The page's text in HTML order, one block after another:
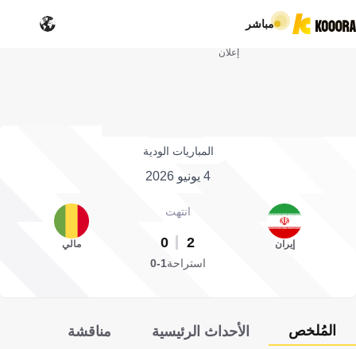
مباشر
إعلان
المباريات الودية
4 يونيو 2026
إيران
انتهت
2
0 مالي
استراحة1-0
المُلخص الأحداث الرئيسية مناقشة